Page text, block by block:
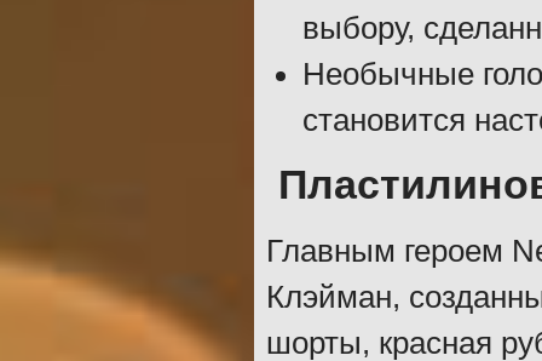
выбору,
Необычные
становится
Главным героем
Клэйман,
шорты, красная